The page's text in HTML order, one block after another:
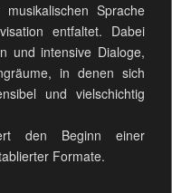
Sprache
entfaltet. Dabei
und intensive Dialoge,
in denen sich
und vielschichtig
den Beginn einer
Formate.